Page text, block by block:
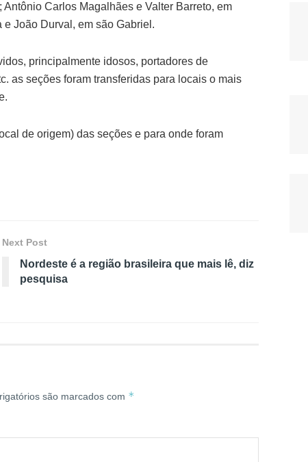
Carlos Magalhães e Valter Barreto, em
João Durval, em são Gabriel.
principalmente idosos, portadores de
as seções foram transferidas para locais o mais
de origem) das seções e para onde foram
Next Post
Nordeste é a região brasileira que mais lê, diz
pesquisa
são marcados com *